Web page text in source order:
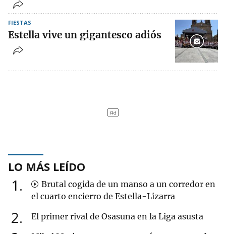
FIESTAS
Estella vive un gigantesco adiós
LO MÁS LEÍDO
1
Brutal cogida de un manso a un corredor en
el cuarto encierro de Estella-Lizarra
2 El primer rival de Osasuna en la Liga asusta